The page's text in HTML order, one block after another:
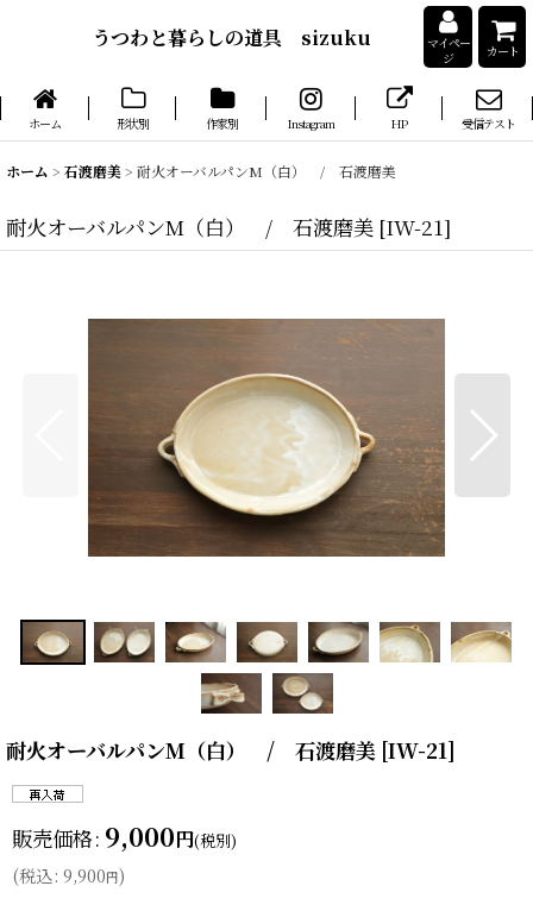
うつわと暮らしの道具 sizuku
マイペー
ジ
カート
ホーム 形状別 作家別 Instagram HP 受信テスト
ホーム > 石渡磨美> 耐火オーバルパンM（白） / 石渡磨美
耐火オーバルパンM（白） / 石渡磨美 [IW-21]
耐火オーバルパンM（白） / 石渡磨美 [IW-21]
販売価格: 9,000円(税別)
(税込: 9,900円)